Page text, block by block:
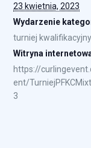
23 kwietnia, 2023
Wydarzenie
turniej kwalifikacyjny
Witryna
https://
ent/
3